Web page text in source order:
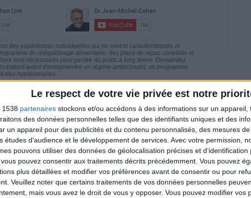
Le respect de votre vie privée est notre
1538 partenaires stockons et/ou accédons à des informations sur un appareil,
des données personnelles telles que des identifiants uniques et des
un appareil pour des publicités et du contenu personnalisés, des mesures
études d'audience et le développement de services. Avec votre permission,
pouvons utiliser des données de géolocalisation précises et d’identification
pouvez consentir aux traitements décrits précédemment. Vous pouvez
plus détaillées et modifier vos préférences avant de consentir ou pour
Veuillez noter que certains traitements de vos données personnelles
mais vous avez le droit de vous y opposer. Vous pouvez modifier vos
des expériences individuelles qui ne sont ni caractéristiques, ni
de rééquilibrage alimentaire, des plans de repas contrôlés et
sont nécessaires pour perdre du poids à long terme. Demandez
traitant avant d'entreprendre un régime amincissant, un programme
nutritionnelles.
& Motivation Voir tout
client et de la Communauté Savoir Maigrir vous
à vous rapprocher sereinement de votre objectif